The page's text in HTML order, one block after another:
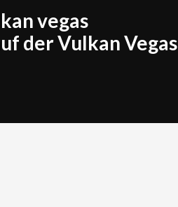
vegas
der Vulkan Vegas